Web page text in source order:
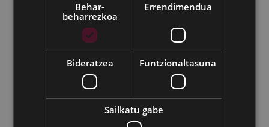
Udalaren sare sozial guztiak
Eibarko Andretxea - Isasi kalea, 11 | 20600 Eibar
Andretxea: 943 54 39 38
Berdintasuna: 943 70 84 40
andretxea@eibar.eus
berdintasuna@eibar.eus
IFZ: P2003100A | DIR3 L01200300
Behar-
beharrezkoa
Errendimendua
Bideratzea Funtzionaltasuna
Sailkatu gabe